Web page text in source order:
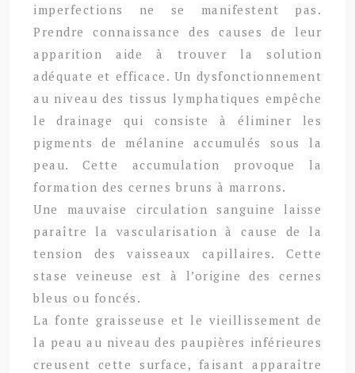
imperfections ne se manifestent pas.
Prendre connaissance des causes de leur
apparition aide à trouver la solution
adéquate et efficace. Un dysfonctionnement
au niveau des tissus lymphatiques empêche
le drainage qui consiste à éliminer les
pigments de mélanine accumulés sous la
peau. Cette accumulation provoque la
formation des cernes bruns à marrons.
Une mauvaise circulation sanguine laisse
paraître la vascularisation à cause de la
tension des vaisseaux capillaires. Cette
stase veineuse est à l’origine des cernes
bleus ou foncés.
La fonte graisseuse et le vieillissement de
la peau au niveau des paupières inférieures
creusent cette surface, faisant apparaître